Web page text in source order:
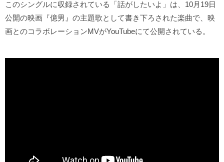
このシングルに収録されている「話がしたいよ」は、10月19日
公開の映画『億男』の主題歌として書き下ろされた楽曲で、映
画とのコラボレーションMVがYouTubeにて公開されている。